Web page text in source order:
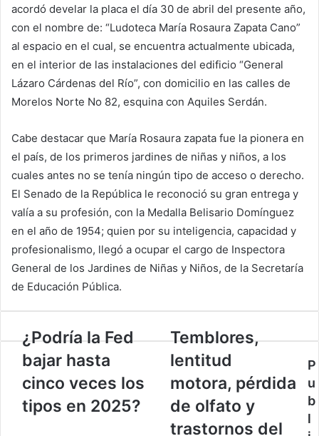
acordó develar la placa el día 30 de abril del presente año,
con el nombre de: “Ludoteca María Rosaura Zapata Cano”
al espacio en el cual, se encuentra actualmente ubicada,
en el interior de las instalaciones del edificio “General
Lázaro Cárdenas del Río”, con domicilio en las calles de
Morelos Norte No 82, esquina con Aquiles Serdán.
Cabe destacar que María Rosaura zapata fue la pionera en
el país, de los primeros jardines de niñas y niños, a los
cuales antes no se tenía ningún tipo de acceso o derecho.
El Senado de la República le reconoció su gran entrega y
valía a su profesión, con la Medalla Belisario Domínguez
en el año de 1954; quien por su inteligencia, capacidad y
profesionalismo, llegó a ocupar el cargo de Inspectora
General de los Jardines de Niñas y Niños, de la Secretaría
de Educación Pública.
¿Podría
la
Fed
bajar
hasta
cinco
¿Podría la Fed
bajar hasta
cinco veces los
tipos en 2025?
Temblores,
lentitud
motora,
pérdida
de
olfato
y
Temblores,
lentitud
motora, pérdida
de olfato y
trastornos del
P
u
b
l